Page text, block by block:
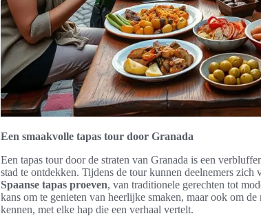
Een smaakvolle tapas tour door Granada
Een tapas tour door de straten van Granada is een
stad te ontdekken. Tijdens de tour kunnen deelnemers zich
Spaanse tapas proeven, van traditionele gerechten tot
kans om te genieten van heerlijke smaken, maar ook om
kennen, met elke hap die een verhaal vertelt.